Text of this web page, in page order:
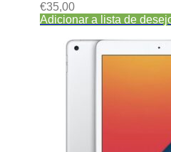
€35,00
Adicionar a lista de